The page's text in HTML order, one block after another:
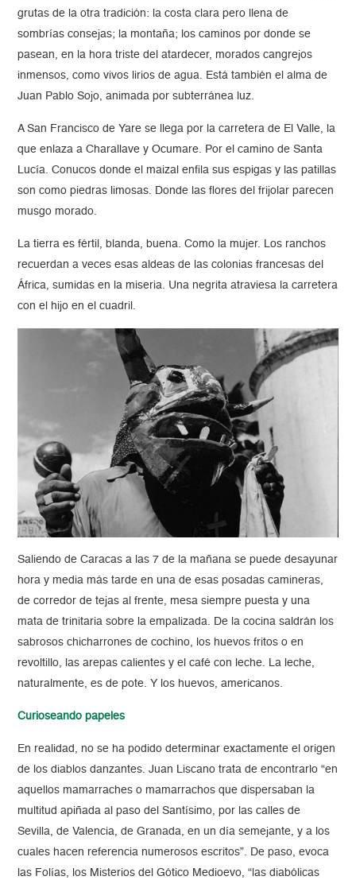
grutas de la otra tradición: la costa clara pero llena de
sombrías consejas; la montaña; los caminos por donde se
pasean, en la hora triste del atardecer, morados cangrejos
inmensos, como vivos lirios de agua. Está también el alma de
Juan Pablo Sojo, animada por subterránea luz.
A San Francisco de Yare se llega por la carretera de El Valle, la
que enlaza a Charallave y Ocumare. Por el camino de Santa
Lucía. Conucos donde el maizal enfila sus espigas y las patillas
son como piedras limosas. Donde las flores del frijolar parecen
musgo morado.
La tierra es fértil, blanda, buena. Como la mujer. Los ranchos
recuerdan a veces esas aldeas de las colonias francesas del
África, sumidas en la miseria. Una negrita atraviesa la carretera
con el hijo en el cuadril.
Saliendo de Caracas a las 7 de la mañana se puede desayunar
hora y media más tarde en una de esas posadas camineras,
de corredor de tejas al frente, mesa siempre puesta y una
mata de trinitaria sobre la empalizada. De la cocina saldrán los
sabrosos chicharrones de cochino, los huevos fritos o en
revoltillo, las arepas calientes y el café con leche. La leche,
naturalmente, es de pote. Y los huevos, americanos.
Curioseando papeles
En realidad, no se ha podido determinar exactamente el origen
de los diablos danzantes. Juan Liscano trata de encontrarlo “en
aquellos mamarraches o mamarrachos que dispersaban la
multitud apiñada al paso del Santísimo, por las calles de
Sevilla, de Valencia, de Granada, en un día semejante, y a los
cuales hacen referencia numerosos escritos”. De paso, evoca
las Folías, los Misterios del Gótico Medioevo, “las diabólicas